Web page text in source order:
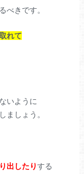
べきです。
れて
いように
ましょう。
出したりする